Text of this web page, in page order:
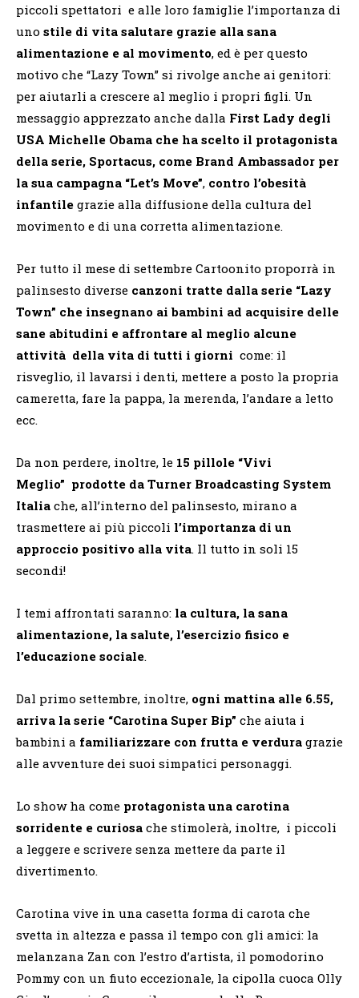
piccoli spettatori e alle loro famiglie l’importanza di
uno stile di vita salutare grazie alla sana
alimentazione e al movimento, ed è per questo
motivo che “Lazy Town” si rivolge anche ai genitori:
per aiutarli a crescere al meglio i propri figli. Un
messaggio apprezzato anche dalla First Lady degli
USA Michelle Obama che ha scelto il protagonista
della serie, Sportacus, come Brand Ambassador per
la sua campagna “Let’s Move”, contro l’obesità
infantile grazie alla diffusione della cultura del
movimento e di una corretta alimentazione.
Per tutto il mese di settembre Cartoonito proporrà in
palinsesto diverse canzoni tratte dalla serie “Lazy
Town” che insegnano ai bambini ad acquisire delle
sane abitudini e affrontare al meglio alcune
attività della vita di tutti i giorni come: il
risveglio, il lavarsi i denti, mettere a posto la propria
cameretta, fare la pappa, la merenda, l’andare a letto
ecc.
Da non perdere, inoltre, le 15 pillole “Vivi
Meglio” prodotte da Turner Broadcasting System
Italia che, all’interno del palinsesto, mirano a
trasmettere ai più piccoli l’importanza di un
approccio positivo alla vita. Il tutto in soli 15
secondi!
I temi affrontati saranno: la cultura, la sana
alimentazione, la salute, l’esercizio fisico e
l’educazione sociale.
Dal primo settembre, inoltre, ogni mattina alle 6.55,
arriva la serie “Carotina Super Bip” che aiuta i
bambini a familiarizzare con frutta e verdura grazie
alle avventure dei suoi simpatici personaggi.
Lo show ha come protagonista una carotina
sorridente e curiosa che stimolerà, inoltre, i piccoli
a leggere e scrivere senza mettere da parte il
divertimento.
Carotina vive in una casetta forma di carota che
svetta in altezza e passa il tempo con gli amici: la
melanzana Zan con l’estro d’artista, il pomodorino
Pommy con un fiuto eccezionale, la cipolla cuoca Olly